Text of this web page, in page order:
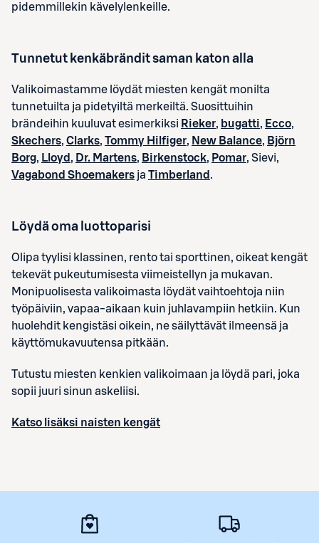
pidemmillekin kävelylenkeille.
Tunnetut kenkäbrändit saman katon alla
Valikoimastamme löydät miesten kengät monilta
tunnetuilta ja pidetyiltä merkeiltä. Suosittuihin
brändeihin kuuluvat esimerkiksi Rieker, bugatti, Ecco,
Skechers, Clarks, Tommy Hilfiger, New Balance, Björn
Borg, Lloyd , Dr. Martens, Birkenstock, Pomar, Sievi,
Vagabond Shoemakers ja Timberland .
Löydä oma luottoparisi
Olipa tyylisi klassinen, rento tai sporttinen, oikeat kengät
tekevät pukeutumisesta viimeistellyn ja mukavan.
Monipuolisesta valikoimasta löydät vaihtoehtoja niin
työpäiviin, vapaa-aikaan kuin juhlavampiin hetkiin. Kun
huolehdit kengistäsi oikein, ne säilyttävät ilmeensä ja
käyttömukavuutensa pitkään.
Tutustu miesten kenkien valikoimaan ja löydä pari, joka
sopii juuri sinun askeliisi.
Katso lisäksi naisten kengät